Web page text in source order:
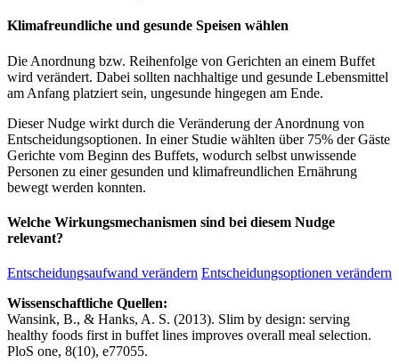
Klimafreundliche und gesunde Speisen wählen
Die Anordnung bzw. Reihenfolge von Gerichten an einem Buffet
wird verändert. Dabei sollten nachhaltige und gesunde Lebensmittel
am Anfang platziert sein, ungesunde hingegen am Ende.
Dieser Nudge wirkt durch die Veränderung der Anordnung von
Entscheidungsoptionen. In einer Studie wählten über 75% der Gäste
Gerichte vom Beginn des Buffets, wodurch selbst unwissende
Personen zu einer gesunden und klimafreundlichen Ernährung
bewegt werden konnten.
Welche Wirkungsmechanismen sind bei diesem Nudge
relevant?
Entscheidungsaufwand verändern Entscheidungsoptionen verändern
Wissenschaftliche Quellen:
Wansink, B., & Hanks, A. S. (2013). Slim by design: serving
healthy foods first in buffet lines improves overall meal selection.
PloS one, 8(10), e77055.